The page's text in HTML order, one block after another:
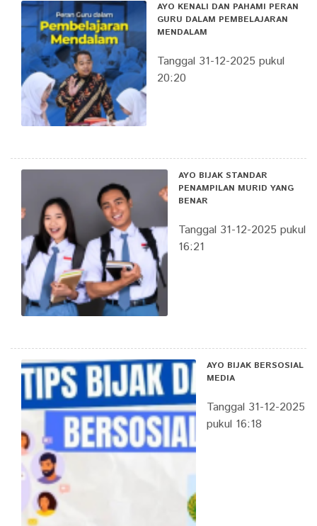
AYO KENALI DAN PAHAMI PERAN
GURU DALAM PEMBELAJARAN
MENDALAM
Tanggal 31-12-2025 pukul
20:20
AYO BIJAK STANDAR
PENAMPILAN MURID YANG
BENAR
Tanggal 31-12-2025 pukul
16:21
AYO BIJAK BERSOSIAL
MEDIA
Tanggal 31-12-2025
pukul 16:18